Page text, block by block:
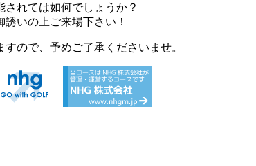
れては如何でしょうか？
いの上ご来場下さい！
ので、予めご了承くださいませ。